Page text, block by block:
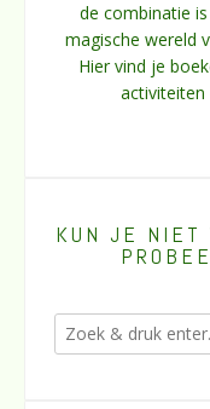
de combinatie
magische wereld
Hier vind je
activiteiten
KUN JE NIET